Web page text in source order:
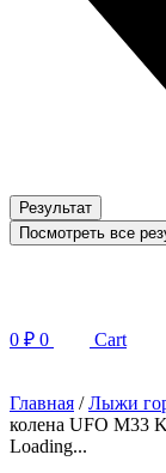
Результат
Посмотреть все
0 ₽ 0 Cart
Главная /Лыжи
колена UFO M33
Loading...